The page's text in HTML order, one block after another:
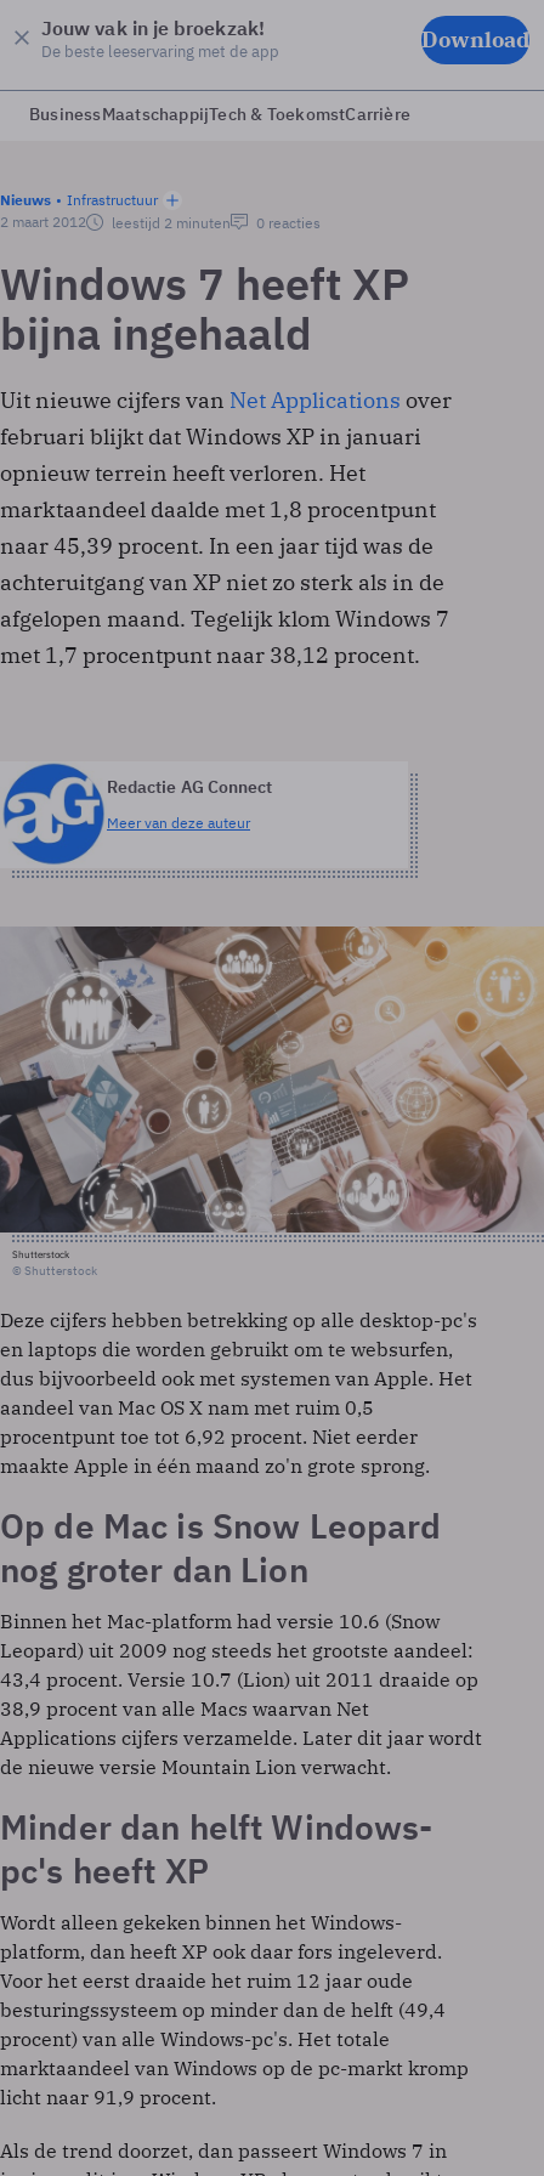
Jouw vak in je broekzak!
De beste leeservaring met de app Download
BusinessMaatschappijTech & ToekomstCarrière
Nieuws
Infrastructuur
2 maart 2012
leestijd 2 minuten 0 reacties
Windows 7 heeft XP
bijna ingehaald
Uit nieuwe cijfers van Net Applications over
februari blijkt dat Windows XP in januari
opnieuw terrein heeft verloren. Het
marktaandeel daalde met 1,8 procentpunt
naar 45,39 procent. In een jaar tijd was de
achteruitgang van XP niet zo sterk als in de
afgelopen maand. Tegelijk klom Windows 7
met 1,7 procentpunt naar 38,12 procent.
Redactie AG Connect
Meer van deze auteur
Shutterstock
© Shutterstock
Deze cijfers hebben betrekking op alle desktop-pc's
en laptops die worden gebruikt om te websurfen,
dus bijvoorbeeld ook met systemen van Apple. Het
aandeel van Mac OS X nam met ruim 0,5
procentpunt toe tot 6,92 procent. Niet eerder
maakte Apple in één maand zo'n grote sprong.
Op de Mac is Snow Leopard
nog groter dan Lion
Binnen het Mac-platform had versie 10.6 (Snow
Leopard) uit 2009 nog steeds het grootste aandeel:
43,4 procent. Versie 10.7 (Lion) uit 2011 draaide op
38,9 procent van alle Macs waarvan Net
Applications cijfers verzamelde. Later dit jaar wordt
de nieuwe versie Mountain Lion verwacht.
Minder dan helft Windows-
pc's heeft XP
Wordt alleen gekeken binnen het Windows-
platform, dan heeft XP ook daar fors ingeleverd.
Voor het eerst draaide het ruim 12 jaar oude
besturingssysteem op minder dan de helft (49,4
procent) van alle Windows-pc's. Het totale
marktaandeel van Windows op de pc-markt kromp
licht naar 91,9 procent.
Als de trend doorzet, dan passeert Windows 7 in